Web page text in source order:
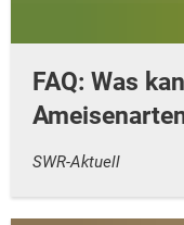
FAQ: Was
SWR-Aktuell